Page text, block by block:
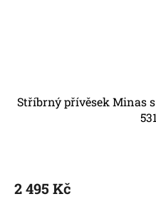
Stříbrný přívěsek Minas
2 495 Kč